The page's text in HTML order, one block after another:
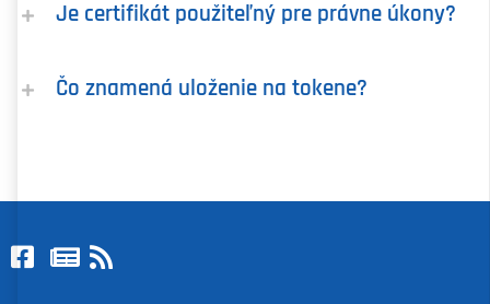
Je certifikát použiteľný pre právne úkony?
Čo znamená uloženie na tokene?